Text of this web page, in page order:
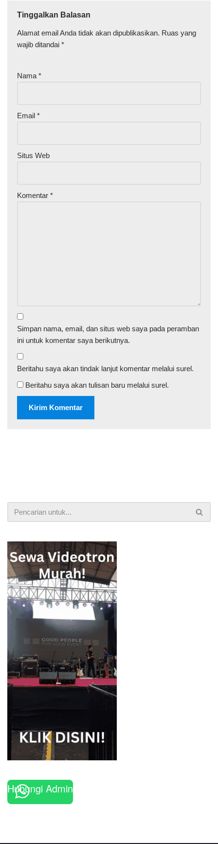
Kasus - Videotron untuk
BelakangContoh Solusi
yang
salah satu elemen
Tinggalkan Balasan
Alamat email Anda tidak akan dipublikasikan. Ruas yang
wajib ditandai *
Nama *
Email *
Situs Web
Komentar *
Simpan nama, email, dan situs web saya pada peramban
ini untuk komentar saya berikutnya.
Beritahu saya akan tindak lanjut komentar melalui surel.
Beritahu saya akan tulisan baru melalui surel.
Hubungi Admin